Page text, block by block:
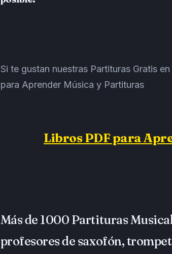
Si te gustan nuestras Partituras Gratis
para Aprender Música y Partituras
Libros PDF para
Más de 1000 Partituras
profesores de saxofón,